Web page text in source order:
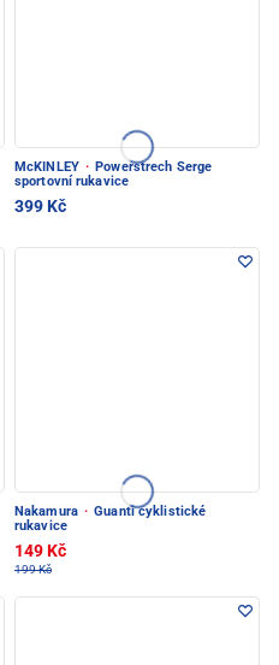
McKINLEY · Powerstrech Serge
sportovní rukavice
399 Kč
Nakamura · Guanti cyklistické
rukavice
149 Kč
199 Kč